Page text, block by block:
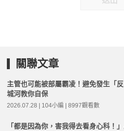
關聯文章
主管也可能被部屬霸凌！避免發生「
城河教你自保
2026.07.28 | 104小編 | 8997觀看數
「都是因為你，害我得去看身心科！